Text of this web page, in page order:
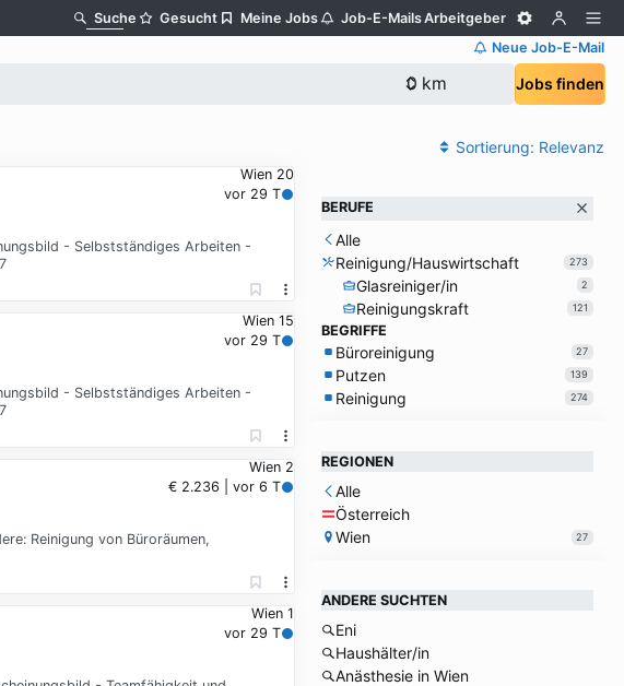
Suche Gesucht Meine Jobs Job-E-MailsArbeitgeber
Neue Job-E-Mail
Jobs finden
Sortierung: Relevanz
Wien 20
vor 29 T
- Selbstständiges Arbeiten -
Wien 15
vor 29 T
- Selbstständiges Arbeiten -
Wien 2
€ 2.236 | vor 6 T
Reinigung von Büroräumen,
Wien 1
vor 29 T
BERUFE
Alle
Reinigung/Hauswirtschaft
273
Glasreiniger/in 2
Reinigungskraft 121
BEGRIFFE
Büroreinigung 27
Putzen 139
Reinigung 274
REGIONEN
Alle
Österreich
Wien
27
ANDERE SUCHTEN
Eni
Haushälter/in
Anästhesie in Wien